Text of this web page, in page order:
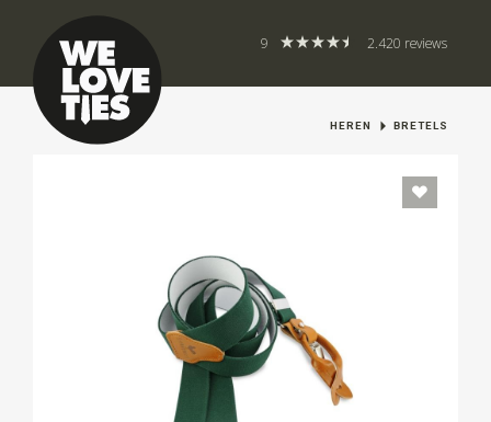
9 2.420 reviews
HEREN BRETELS